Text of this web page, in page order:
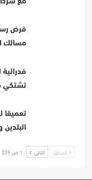
فرض
مسالك
تشتكي
تعميقا
البلدين
السابق التالي 1 من 209